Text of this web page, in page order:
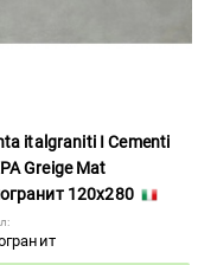
italgraniti I Cementi
Greige Mat
120x280